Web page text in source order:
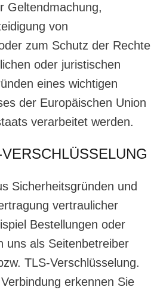
Geltendmachung,
von
zum Schutz der Rechte
oder juristischen
eines wichtigen
der Europäischen Union
verarbeitet werden.
Sicherheitsgründen und
vertraulicher
Bestellungen oder
uns als Seitenbetreiber
TLS-Verschlüsselung.
erkennen Sie